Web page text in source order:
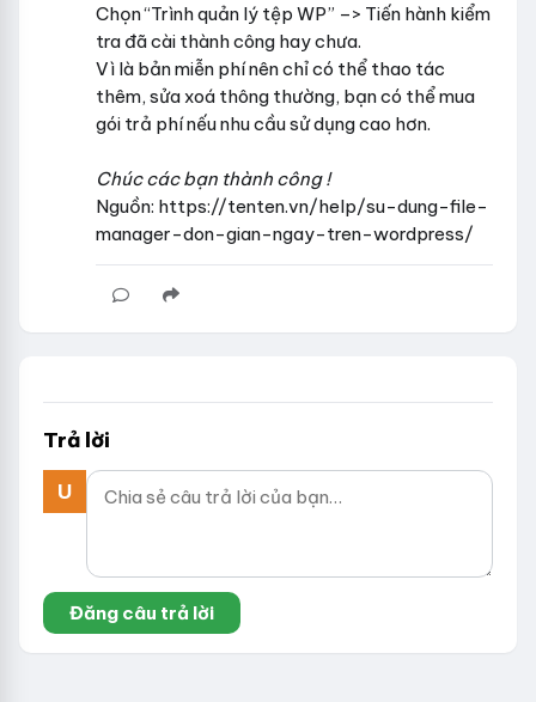
Chọn “Trình quản lý tệp WP” –> Tiến hành kiểm
tra đã cài thành công hay chưa.
Vì là bản miễn phí nên chỉ có thể thao tác
thêm, sửa xoá thông thường, bạn có thể mua
gói trả phí nếu nhu cầu sử dụng cao hơn.
Chúc các bạn thành công !
Nguồn: https://tenten.vn/help/su-dung-file-
manager-don-gian-ngay-tren-wordpress/
Trả lời